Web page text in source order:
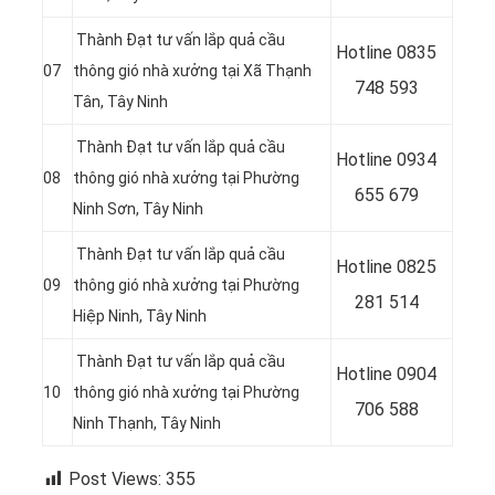
07
Thành Đạt tư vấn lắp quả cầu
thông gió nhà xưởng tại Xã Thạnh
Tân, Tây Ninh
Hotline 0835
748 593
08
Thành Đạt tư vấn lắp quả cầu
thông gió nhà xưởng tại Phường
Ninh Sơn, Tây Ninh
Hotline 0934
655 679
09
Thành Đạt tư vấn lắp quả cầu
thông gió nhà xưởng tại Phường
Hiệp Ninh, Tây Ninh
Hotline 0825
281 514
10
Thành Đạt tư vấn lắp quả cầu
thông gió nhà xưởng tại Phường
Ninh Thạnh, Tây Ninh
Hotline 0904
706 588
Post Views: 355